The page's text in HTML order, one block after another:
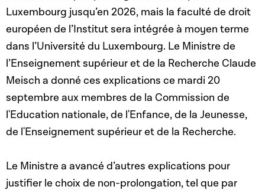
Luxembourg jusqu’en 2026, mais la faculté de droit
européen de l’Institut sera intégrée à moyen terme
dans l’Université du Luxembourg. Le Ministre de
l’Enseignement supérieur et de la Recherche Claude
Meisch a donné ces explications ce mardi 20
septembre aux membres de la Commission de
l'Education nationale, de l'Enfance, de la Jeunesse,
de l'Enseignement supérieur et de la Recherche.
Le Ministre a avancé d’autres explications pour
justifier le choix de non-prolongation, tel que par